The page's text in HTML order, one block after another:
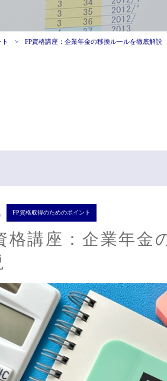
FP資格講座：企業年金の移換ルールを徹底解説
FP資格取得のためのポイント
格講座：企業年金